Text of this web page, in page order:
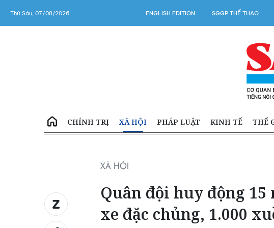
Thứ Sáu, 07/08/2026 ENGLISH EDITION SGGP THỂ THAO
CHÍNH TRỊ XÃ HỘI PHÁP LUẬT KINH TẾ THẾ
XÃ HỘI
Quân đội huy động 15
xe đặc chủng, 1.000